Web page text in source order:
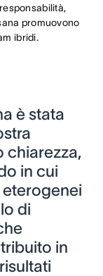
promuovono
ibridi.
è stata
chiarezza,
in cui
di
in